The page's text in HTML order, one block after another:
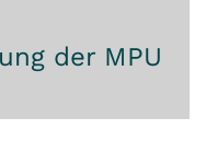
der MPU